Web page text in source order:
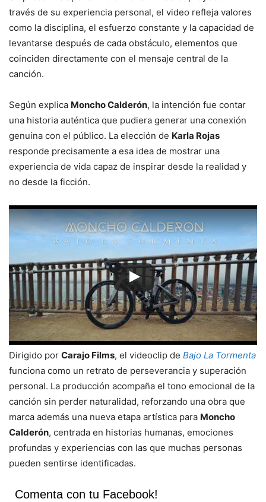
través de su experiencia personal, el video refleja valores
como la disciplina, el esfuerzo constante y la capacidad de
levantarse después de cada obstáculo, elementos que
coinciden directamente con el mensaje central de la
canción.
Según explica Moncho Calderón, la intención fue contar
una historia auténtica que pudiera generar una conexión
genuina con el público. La elección de Karla Rojas
responde precisamente a esa idea de mostrar una
experiencia de vida capaz de inspirar desde la realidad y
no desde la ficción.
Dirigido por Carajo Films, el videoclip de Bajo La Tormenta
funciona como un retrato de perseverancia y superación
personal. La producción acompaña el tono emocional de la
canción sin perder naturalidad, reforzando una obra que
marca además una nueva etapa artística para Moncho
Calderón, centrada en historias humanas, emociones
profundas y experiencias con las que muchas personas
pueden sentirse identificadas.
Comenta con tu Facebook!